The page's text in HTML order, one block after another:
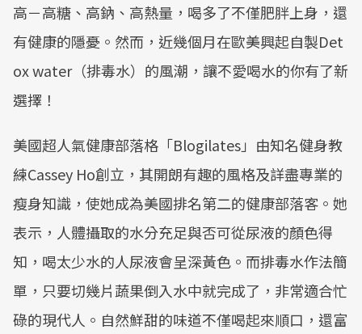
高－高糖、高鈉、高熱量，喝多了不僅肥胖上身，還
有健康的隱憂。然而，近幾個月在歐美興起自製Det
ox water（排毒水）的風潮，讓不愛喝水的你有了新
選擇！
美國超人氣健康部落格「Blogilates」由知名健身教
練Cassey Ho創立，其開朗有趣的風格及詳盡專業的
瘦身知識，使她成為美國排名第二的健康部落客。她
表示，人體攝取的水分充足與否可從尿液的顏色得
知，喝太少水的人尿液會呈深黃色。而排毒水作法簡
單，只要切幾片蔬果倒入水中就完成了，非常適合忙
碌的現代人。自然鮮甜的味道不僅喝起來順口，還富